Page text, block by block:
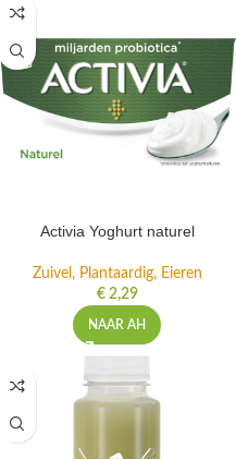
Activia Yoghurt naturel
Zuivel, Plantaardig, Eieren
€2,29
NAAR AH